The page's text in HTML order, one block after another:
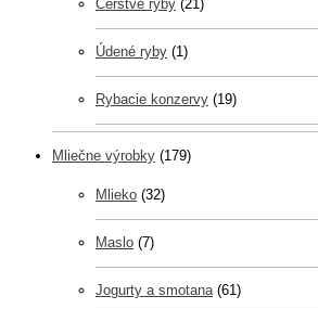
Čerstvé ryby (21)
Údené ryby (1)
Rybacie konzervy (19)
Mliečne výrobky (179)
Mlieko (32)
Maslo (7)
Jogurty a smotana (61)